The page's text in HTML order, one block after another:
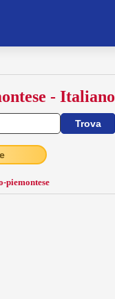
- Italiano
piemontese